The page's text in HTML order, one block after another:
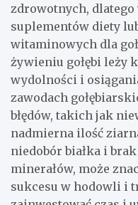
zdrowotnych,
suplementów diety
witaminowych dla
żywieniu gołębi leży
wydolności i
zawodach
błędów, takich jak
nadmierna ilość
niedobór białka i
minerałów, może
sukcesu w hodowli i